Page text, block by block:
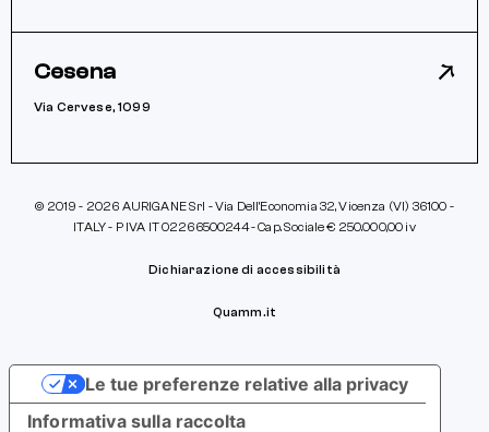
Cesena
Via Cervese, 1099
© 2019 - 2026 AURIGANE Srl - Via Dell’Economia 32, Vicenza (VI) 36100 -
ITALY - P IVA IT 02266500244 - Cap. Sociale € 250.000,00 iv
Dichiarazione di accessibilità
Quamm.it
Informativa sulla raccolta
Le tue preferenze relative alla privacy